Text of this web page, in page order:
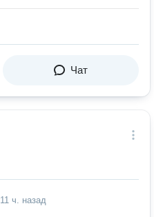
Чат
11 ч. назад